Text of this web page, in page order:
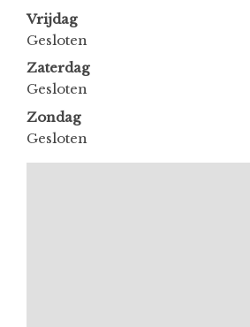
Vrijdag
Gesloten
Zaterdag
Gesloten
Zondag
Gesloten